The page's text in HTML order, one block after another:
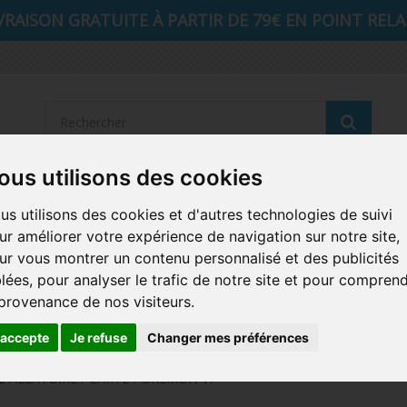
utilisons des cookies
utilisons des cookies et d'autres technologies de suivi
améliorer votre expérience de navigation sur notre site,
vous montrer un contenu personnalisé et des publicités
pour analyser le trafic de notre site et pour
de nos visiteurs.
Je refuse Changer mes préférences
GRATUITE À PARTIR DE 79€ EN POINT
AUTRES COMICS MUSIQUE SPORTS POP
FUNKO HOME FUNKO VINYL SODA RETRO
CARTE A JOUER
ALEATOIRE / CARTE POKEMON VF